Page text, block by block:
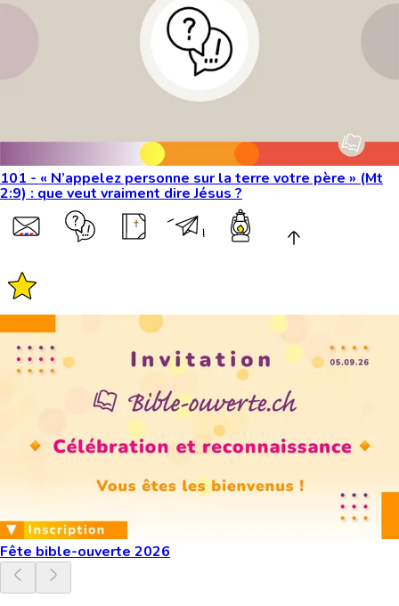
101 - « N’appelez personne sur la terre votre père » (Mt
2:9) : que veut vraiment dire Jésus ?
Fête bible-ouverte 2026